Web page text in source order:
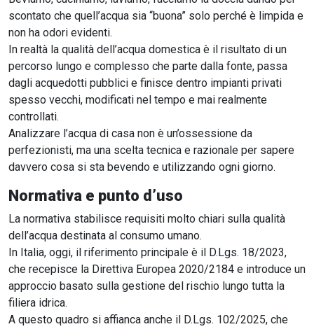
scontato che quell’acqua sia “buona” solo perché è limpida e
non ha odori evidenti.
In realtà la qualità dell’acqua domestica è il risultato di un
percorso lungo e complesso che parte dalla fonte, passa
dagli acquedotti pubblici e finisce dentro impianti privati
spesso vecchi, modificati nel tempo e mai realmente
controllati.
Analizzare l’acqua di casa non è un’ossessione da
perfezionisti, ma una scelta tecnica e razionale per sapere
davvero cosa si sta bevendo e utilizzando ogni giorno.
Normativa e punto d’uso
La normativa stabilisce requisiti molto chiari sulla qualità
dell’acqua destinata al consumo umano.
In Italia, oggi, il riferimento principale è il D.Lgs. 18/2023,
che recepisce la Direttiva Europea 2020/2184 e introduce un
approccio basato sulla gestione del rischio lungo tutta la
filiera idrica.
A questo quadro si affianca anche il D.Lgs. 102/2025, che